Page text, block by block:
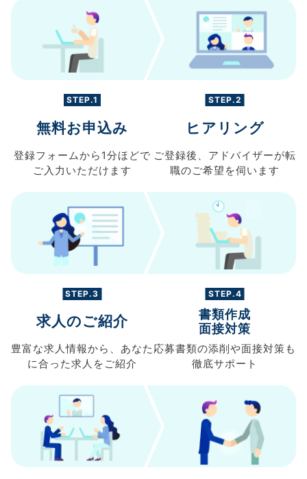
STEP.1
無料お申込み
登録フォームから 1分ほどで
ご入力 いただけます
STEP.2
ヒアリング
ご登録後、 アドバイザーが転
職のご希望を伺います
STEP.3
求人のご紹介
豊富な求人情報から、 あなた
に合った求人を ご紹介
STEP.4
書類作成
面接対策
応募書類の添削や面接対策も
徹底サポート